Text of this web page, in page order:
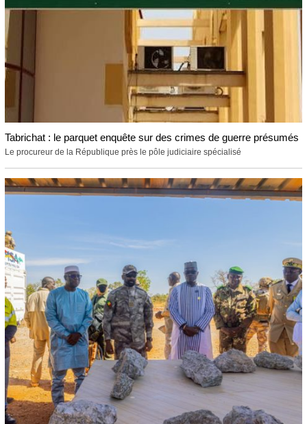
Tabrichat : le parquet enquête sur des crimes de guerre présumés
Le procureur de la République près le pôle judiciaire spécialisé